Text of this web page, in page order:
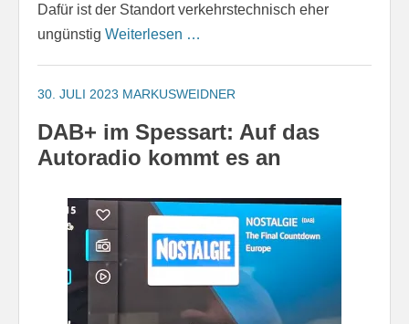
Dafür ist der Standort verkehrstechnisch eher
ungünstig Weiterlesen …
30. JULI 2023 MARKUSWEIDNER
DAB+ im Spessart: Auf das
Autoradio kommt es an